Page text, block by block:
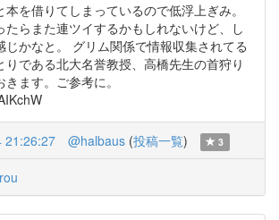
を借りてしまっているので低浮上ぎみ。
たらまた連ツイするかもしれないけど、し
じかなと。 グリム関係で情報収集されてる
りである北大名誉教授、高橋先生の首狩り
ます。ご参考に。
21:26:27 @halbaus (投稿一覧) 3